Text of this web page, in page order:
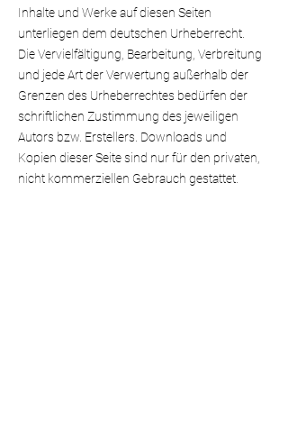
Inhalte und Werke auf diesen Seiten
unterliegen dem deutschen Urheberrecht.
Die Vervielfältigung, Bearbeitung, Verbreitung
und jede Art der Verwertung außerhalb der
Grenzen des Urheberrechtes bedürfen der
schriftlichen Zustimmung des jeweiligen
Autors bzw. Erstellers. Downloads und
Kopien dieser Seite sind nur für den privaten,
nicht kommerziellen Gebrauch gestattet.